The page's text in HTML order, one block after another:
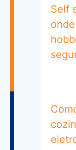
Self